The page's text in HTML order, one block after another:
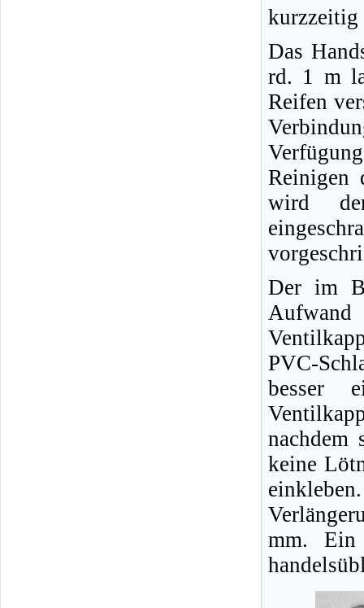
kurzzeitig
Das
rd. 1 m
Reifen
Reinigen
wird
Der im
PVC-
besser
nachdem
keine
mm. Ein